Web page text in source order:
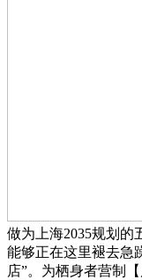
做为上海2035规划的
能够正在这里褪去急
店”。为栖身者营制